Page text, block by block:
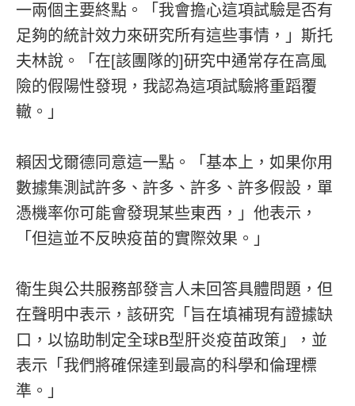
一兩個主要終點。「我會擔心這項試驗是否有
足夠的統計效力來研究所有這些事情，」斯托
夫林說。「在[該團隊的]研究中通常存在高風
險的假陽性發現，我認為這項試驗將重蹈覆
轍。」
賴因戈爾德同意這一點。「基本上，如果你用
數據集測試許多、許多、許多、許多假設，單
憑機率你可能會發現某些東西，」他表示，
「但這並不反映疫苗的實際效果。」
衛生與公共服務部發言人未回答具體問題，但
在聲明中表示，該研究「旨在填補現有證據缺
口，以協助制定全球B型肝炎疫苗政策」，並
表示「我們將確保達到最高的科學和倫理標
準。」